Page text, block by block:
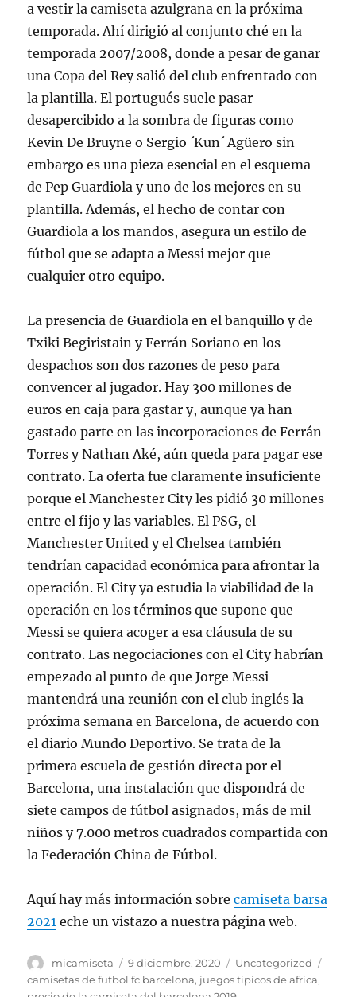
a vestir la camiseta azulgrana en la próxima
temporada. Ahí dirigió al conjunto ché en la
temporada 2007/2008, donde a pesar de ganar
una Copa del Rey salió del club enfrentado con
la plantilla. El portugués suele pasar
desapercibido a la sombra de figuras como
Kevin De Bruyne o Sergio ´Kun´ Agüero sin
embargo es una pieza esencial en el esquema
de Pep Guardiola y uno de los mejores en su
plantilla. Además, el hecho de contar con
Guardiola a los mandos, asegura un estilo de
fútbol que se adapta a Messi mejor que
cualquier otro equipo.
La presencia de Guardiola en el banquillo y de
Txiki Begiristain y Ferrán Soriano en los
despachos son dos razones de peso para
convencer al jugador. Hay 300 millones de
euros en caja para gastar y, aunque ya han
gastado parte en las incorporaciones de Ferrán
Torres y Nathan Aké, aún queda para pagar ese
contrato. La oferta fue claramente insuficiente
porque el Manchester City les pidió 30 millones
entre el fijo y las variables. El PSG, el
Manchester United y el Chelsea también
tendrían capacidad económica para afrontar la
operación. El City ya estudia la viabilidad de la
operación en los términos que supone que
Messi se quiera acoger a esa cláusula de su
contrato. Las negociaciones con el City habrían
empezado al punto de que Jorge Messi
mantendrá una reunión con el club inglés la
próxima semana en Barcelona, de acuerdo con
el diario Mundo Deportivo. Se trata de la
primera escuela de gestión directa por el
Barcelona, una instalación que dispondrá de
siete campos de fútbol asignados, más de mil
niños y 7.000 metros cuadrados compartida con
la Federación China de Fútbol.
Aquí hay más información sobrecamiseta barsa
2021 eche un vistazo a nuestra página web.
Autor
micamiseta
Publicado
el
9 diciembre, 2020 Categorías
Uncategorized
camisetas de futbol fc barcelona, juegos tipicos de africa,